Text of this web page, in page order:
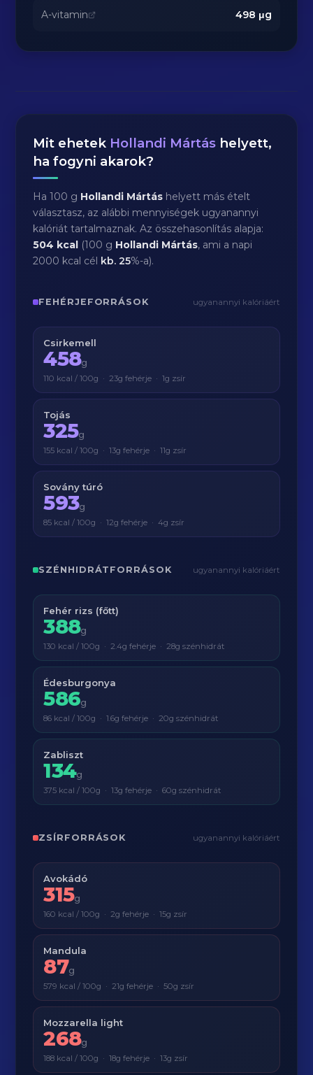
A-vitamin 498 μg
Mit ehetek Hollandi Mártás helyett,
ha fogyni akarok?
Ha 100 g Hollandi Mártás helyett más ételt
választasz, az alábbi mennyiségek ugyanannyi
kalóriát tartalmaznak. Az összehasonlítás alapja:
504 kcal (100 g Hollandi Mártás, ami a napi
2000 kcal cél kb.25%-a).
FEHÉRJEFORRÁSOK ugyanannyi kalóriáért
Csirkemell
458g
110 kcal / 100g · 23g fehérje · 1g zsír
Tojás
325g
155 kcal / 100g · 13g fehérje · 11g zsír
Sovány túró
593g
85 kcal / 100g · 12g fehérje · 4g zsír
SZÉNHIDRÁTFORRÁSOK ugyanannyi kalóriáért
Fehér rizs (főtt)
388g
130 kcal / 100g · 2.4g fehérje · 28g szénhidrát
Édesburgonya
586g
86 kcal / 100g · 1.6g fehérje · 20g szénhidrát
Zabliszt
134g
375 kcal / 100g · 13g fehérje · 60g szénhidrát
ZSÍRFORRÁSOK ugyanannyi kalóriáért
Avokádó
315g
160 kcal / 100g · 2g fehérje · 15g zsír
Mandula
87g
579 kcal / 100g · 21g fehérje · 50g zsír
Mozzarella light
268g
188 kcal / 100g · 18g fehérje · 13g zsír